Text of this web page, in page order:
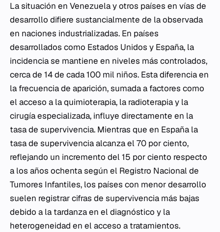
La situación en Venezuela y otros países en vías de
desarrollo difiere sustancialmente de la observada
en naciones industrializadas. En países
desarrollados como Estados Unidos y España, la
incidencia se mantiene en niveles más controlados,
cerca de 14 de cada 100 mil niños. Esta diferencia en
la frecuencia de aparición, sumada a factores como
el acceso a la quimioterapia, la radioterapia y la
cirugía especializada, influye directamente en la
tasa de supervivencia. Mientras que en España la
tasa de supervivencia alcanza el 70 por ciento,
reflejando un incremento del 15 por ciento respecto
a los años ochenta según el Registro Nacional de
Tumores Infantiles, los países con menor desarrollo
suelen registrar cifras de supervivencia más bajas
debido a la tardanza en el diagnóstico y la
heterogeneidad en el acceso a tratamientos.